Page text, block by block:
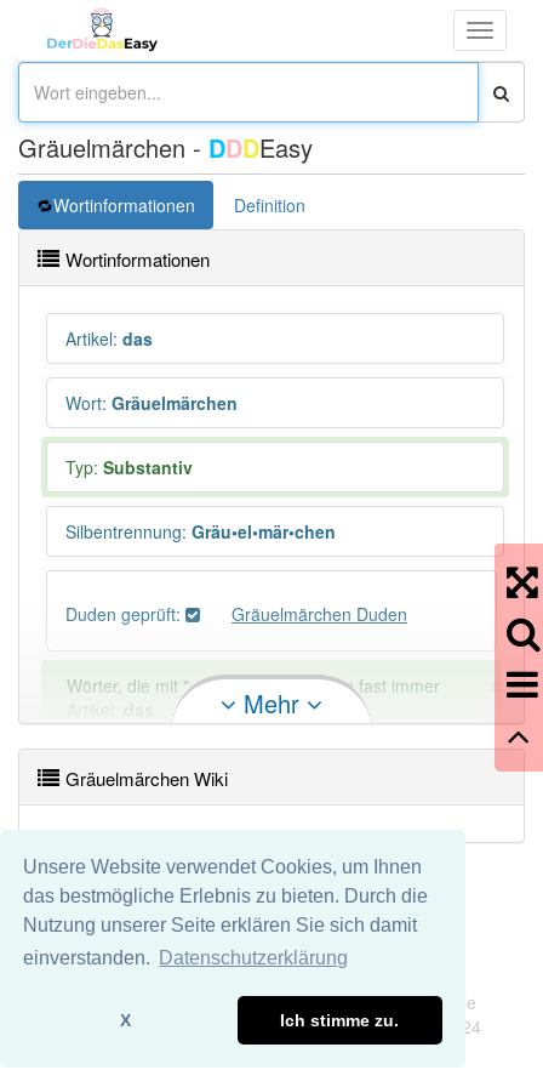
Unsere Website verwendet Cookies, um Ihnen
das bestmögliche Erlebnis zu bieten. Durch die
Nutzung unserer Seite erklären Sie sich damit
einverstanden.
Datenschutzerklärung
X Ich stimme zu.
Toggle
Gräuelmärchen - DDDEasy
Wortinformationen Definition
Wortinformationen
Artikel: das
Wort: Gräuelmärchen
Typ: Substantiv
Silbentrennung: Gräu•el•mär•chen
Duden geprüft: Gräuelmärchen Duden
Wörter, die mit "-chen" enden, haben fast immer
Artikel:
das
Beispiele
DIE: 31 Ausnahmen
Beispiele
DAS:1 284
PowerIndex:5
Häufigkeit: 2 von 10
Mehr
Gräuelmärchen Wiki
Wir übernehmen keine Garantie und keine Haftung für die
Richtigkeit und Vollständigkeit dieser Seite. DDDEasy 2024